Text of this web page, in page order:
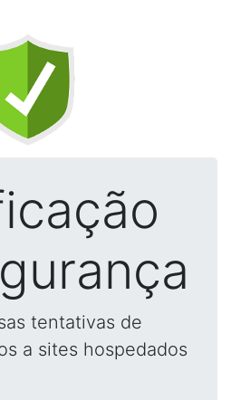
tentativas de
a sites hospedados